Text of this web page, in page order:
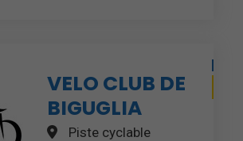
VELO CLUB DE
BIGUGLIA
Piste cyclable